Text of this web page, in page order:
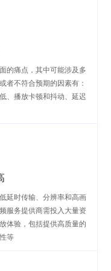
的痛点，其中可能涉及多
者不符合预期的因素有：
、播放卡顿和抖动、延迟
延时传输、分辨率和高画
服务提供商需投入大量资
体验，包括提供高质量的
等